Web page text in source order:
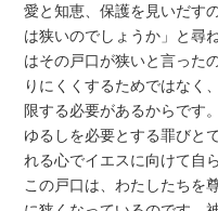
愛と知恵、保護を見いだす
は狭いのでしょうか」と尋
はその戸口が狭いと言った
りにくくするためではなく
限する必要があるからです
ゆるしを必要とする罪びと
れる心でイエスに向けて自
この戸口は、わたしたちを